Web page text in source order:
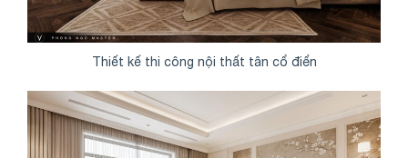
Thiết kế thi công nội thất tân cổ điển